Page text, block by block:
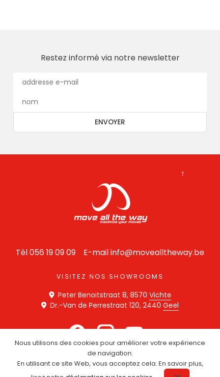
Restez informé via notre newsletter
↑
Tél 056 19 09 09 E-mail info@movealltheway.be
VISITEZ NOS SHOWROOMS
Peter Benoitstraat 8, 8570 Vichte
Dr.-Van de Perrestraat 120, 2440 Geel
Mentions légales Privacy Statement Cookie Policy
Nous utilisons des cookies pour améliorer votre expérience
de navigation.
En utilisant ce site Web, vous acceptez cela. En savoir plus,